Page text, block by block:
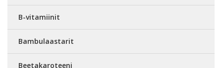
B-vitamiinit
Bambulaastarit
Beetakaroteeni